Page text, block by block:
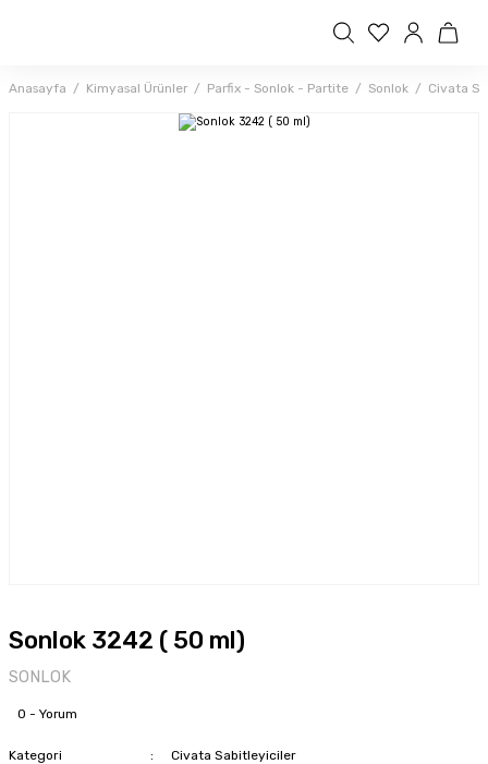
Anasayfa Kimyasal Ürünler Parfix - Sonlok - Partite Sonlok Civata
Sonlok 3242 ( 50 ml)
SONLOK
0 - Yorum
Kategori
Civata Sabitleyiciler